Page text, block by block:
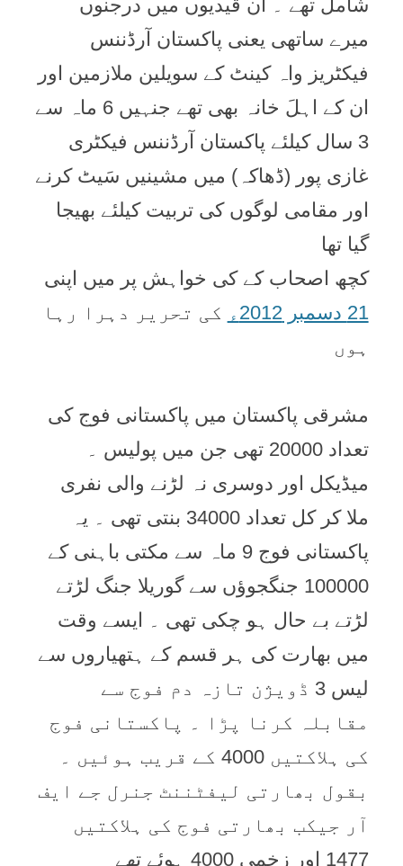
شامل تھے ۔ ان قیدیوں میں درجنوں
میرے ساتھی یعنی پاکستان آرڈننس
فیکٹریز واہ کینٹ کے سویلین ملازمین اور
ان کے اہلَ خانہ بھی تھے جنہیں 6 ماہ سے
3 سال کیلئے پاکستان آرڈننس فیکٹری
غازی پور (ڈھاکہ) میں مشینیں سَیٹ کرنے
اور مقامی لوگوں کی تربیت کیلئے بھیجا
گیا تھا
کچھ اصحاب کے کی خواہش پر میں اپنی
21 دسمبر 2012ء
کی تحریر دہرا رہا
ہوں
مشرقی پاکستان میں پاکستانی فوج کی
تعداد 20000 تھی جن میں پولیس ۔
میڈیکل اور دوسری نہ لڑنے والی نفری
ملا کر کل تعداد 34000 بنتی تھی ۔ یہ
پاکستانی فوج 9 ماہ سے مکتی باہنی کے
100000 جنگجوؤں سے گوریلا جنگ لڑتے
لڑتے بے حال ہو چکی تھی ۔ ایسے وقت
میں بھارت کی ہر قسم کے ہتھیاروں سے
لیس 3 ڈویژن تازہ دم فوج سے
مقابلہ کرنا پڑا ۔ پاکستانی فوج
کی ہلاکتیں 4000 کے قریب ہوئیں ۔
بقول بھارتی لیفٹننٹ جنرل جے ایف
آر جیکب بھارتی فوج کی ہلاکتیں
1477 اور زخمی 4000 ہوئے تھے